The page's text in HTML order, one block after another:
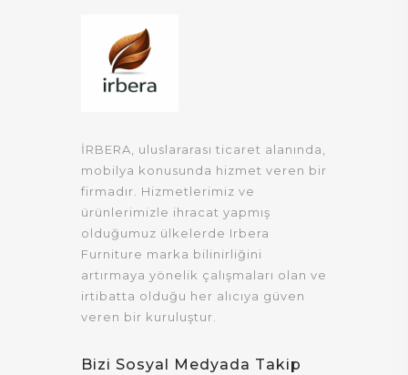
İRBERA, uluslararası ticaret alanında,
mobilya konusunda hizmet veren bir
firmadır. Hizmetlerimiz ve
ürünlerimizle ihracat yapmış
olduğumuz ülkelerde Irbera
Furniture marka bilinirliğini
artırmaya yönelik çalışmaları olan ve
irtibatta olduğu her alıcıya güven
veren bir kuruluştur.
Bizi Sosyal Medyada Takip